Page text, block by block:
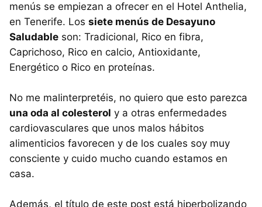
menús se empiezan a ofrecer en el Hotel Anthelia,
en Tenerife. Los siete menús de Desayuno
Saludable son: Tradicional, Rico en fibra,
Caprichoso, Rico en calcio, Antioxidante,
Energético o Rico en proteínas.
No me malinterpretéis, no quiero que esto parezca
una oda al colesterol y a otras enfermedades
cardiovasculares que unos malos hábitos
alimenticios favorecen y de los cuales soy muy
consciente y cuido mucho cuando estamos en
casa.
Además, el título de este post está hiperbolizando